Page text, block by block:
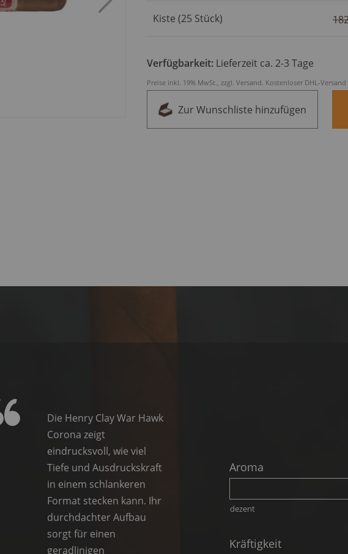
Produkt
Kiste (25 Stück)
Verfügbarkeit: Lieferzeit ca. 2-3 Tage
Preise inkl. 19% MwSt., zzgl. Versand. Kostenloser DHL-
Zur Wunschliste hinzufügen
Die Henry Clay War Hawk
Corona zeigt
eindrucksvoll, wie viel
Tiefe und Ausdruckskraft
in einem schlankeren
Format stecken kann. Ihr
durchdachter Aufbau
sorgt für einen
geradlinigen
Aroma
dezent
Kräftigkeit